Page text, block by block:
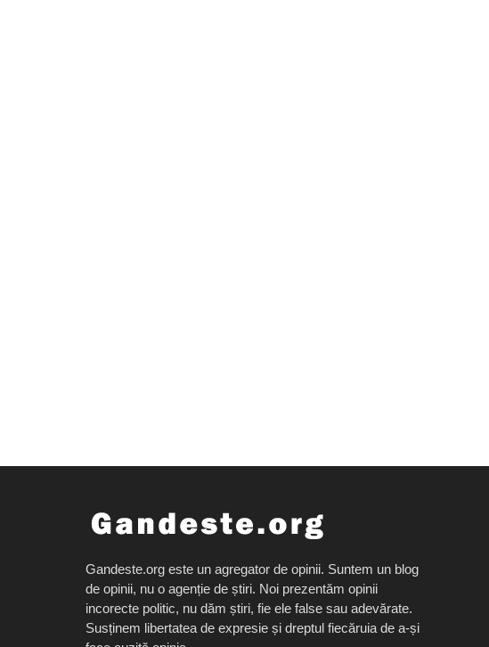
Gandeste.org este un agregator de opinii. Suntem un blog
de opinii, nu o agenție de știri. Noi prezentăm opinii
incorecte politic, nu dăm știri, fie ele false sau adevărate.
Susținem libertatea de expresie și dreptul fiecăruia de a-și